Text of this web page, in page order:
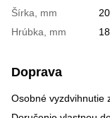
Šírka, mm
Hrúbka, mm
18
Doprava
Osobné vyzdvihnutie